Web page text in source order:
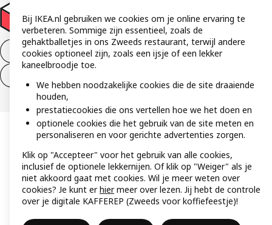
Aankoop product ontbinden
Bij IKEA.nl gebruiken we cookies om je online ervaring te
verbeteren. Sommige zijn essentieel, zoals de
gehaktballetjes in ons Zweeds restaurant, terwijl andere
cookies optioneel zijn, zoals een ijsje of een lekker
kaneelbroodje toe.
We hebben noodzakelijke cookies die de site draaiende
houden,
prestatiecookies die ons vertellen hoe we het doen en
optionele cookies die het gebruik van de site meten en
personaliseren en voor gerichte advertenties zorgen.
Klik op "Accepteer" voor het gebruik van alle cookies,
inclusief de optionele lekkernijen. Of klik op "Weiger" als je
niet akkoord gaat met cookies. Wil je meer weten over
cookies? Je kunt erhiermeer over lezen. Jij hebt de controle
over je digitale KAFFEREP (Zweeds voor koffiefeestje)!